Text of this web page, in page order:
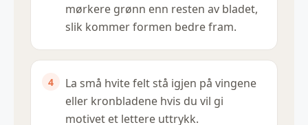
mørkere grønn enn resten av bladet,
slik kommer formen bedre fram.
La små hvite felt stå igjen på vingene
eller kronbladene hvis du vil gi
motivet et lettere uttrykk.